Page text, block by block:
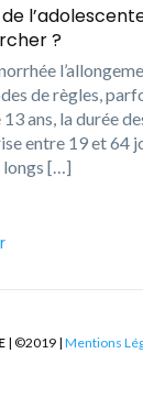
?
de règles,
13 ans, la durée
entre 19 et 64
longs […]
| ©2019 | Mentions